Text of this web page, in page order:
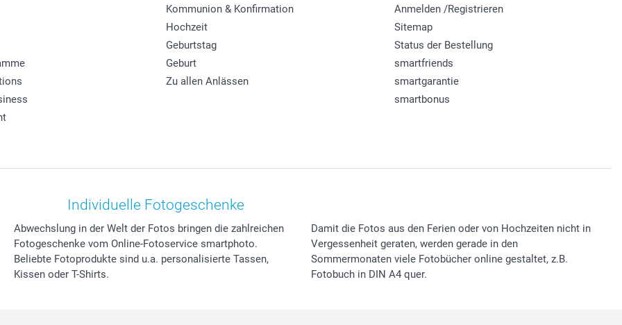
Kommunion & Konfirmation
Hochzeit
Geburtstag
Geburt
Zu allen Anlässen
Anmelden /Registrieren
Sitemap
Status der Bestellung
smartfriends
smartgarantie
smartbonus
Individuelle Fotogeschenke
Abwechslung in der Welt der Fotos bringen die zahlreichen
Fotogeschenke vom Online-Fotoservice smartphoto.
Beliebte Fotoprodukte sind u.a. personalisierte Tassen,
Kissen oder T-Shirts.
Damit die Fotos aus den Ferien oder von Hochzeiten nicht in
Vergessenheit geraten, werden gerade in den
Sommermonaten viele Fotobücher online gestaltet, z.B.
Fotobuch in DIN A4 quer.